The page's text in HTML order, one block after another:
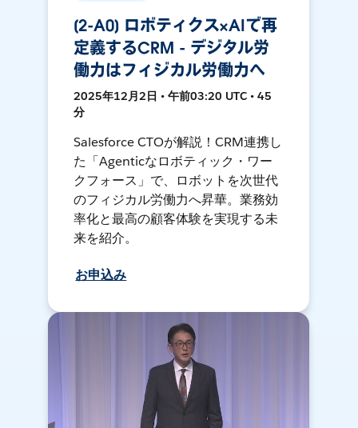
[2-A0] ロボティクス×AIで再
定義するCRM - デジタル労
働力はフィジカル労働力へ
2025年12月2日 • 午前03:20 UTC • 45
分
Salesforce CTOが解説！CRM連携し
た「Agenticなロボティック・ワー
クフォース」で、ロボットを次世代
のフィジカル労働力へ昇華。業務効
率化と最高の顧客体験を実現する未
来を紹介。
お申込み